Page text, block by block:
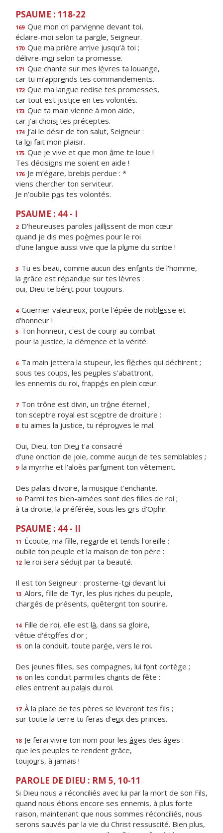
PSAUME : 118-22
169 Que mon cri parvienne devant toi,
éclaire-moi selon ta parole, Seigneur.
170 Que ma prière arrive jusqu’à toi ;
délivre-moi selon ta promesse.
171 Que chante sur mes lèvres ta louange,
car tu m’apprends tes commandements.
172 Que ma langue redise tes promesses,
car tout est justice en tes volontés.
173 Que ta main vienne à mon aide,
car j’ai choisi tes préceptes.
174 J’ai le désir de ton salut, Seigneur :
ta loi fait mon plaisir.
175 Que je vive et que mon âme te loue !
Tes décisions me soient en aide !
176 Je m’égare, brebis perdue : *
viens chercher ton serviteur.
Je n’oublie pas tes volontés.
PSAUME : 44 - I
2 D'heureuses paroles jaillissent de mon cœur
quand je dis mes poèmes pour le roi
d'une langue aussi vive que la plume du scribe !
3 Tu es beau, comme aucun des enfants de l'homme,
la grâce est répandue sur tes lèvres :
oui, Dieu te bénit pour toujours.
4 Guerrier valeureux, porte l'épée de noblesse et
d'honneur !
5 Ton honneur, c'est de courir au combat
pour la justice, la clémence et la vérité.
6 Ta main jettera la stupeur, les flèches qui déchirent ;
sous tes coups, les peuples s'abattront,
les ennemis du roi, frappés en plein cœur.
7 Ton trône est divin, un trône éternel ;
ton sceptre royal est sceptre de droiture :
8 tu aimes la justice, tu réprouves le mal.
Oui, Dieu, ton Dieu t'a consacré
d'une onction de joie, comme aucun de tes semblables ;
9 la myrrhe et l'aloès parfument ton vêtement.
Des palais d'ivoire, la musique t'enchante.
10 Parmi tes bien-aimées sont des flles de roi ;
à ta droite, la préférée, sous les ors d'Ophir.
PSAUME : 44 - II
11 Écoute, ma fille, regarde et tends l'oreille ;
oublie ton peuple et la maison de ton père :
12 le roi sera séduit par ta beauté.
Il est ton Seigneur : prosterne-toi devant lui.
13 Alors, fille de Tyr, les plus riches du peuple,
chargés de présents, quêteront ton sourire.
14 Fille de roi, elle est là, dans sa gloire,
vêtue d'étoffes d'or ;
15 on la conduit, toute parée, vers le roi.
Des jeunes filles, ses compagnes, lui font cortège ;
16 on les conduit parmi les chants de fête :
elles entrent au palais du roi.
17 À la place de tes pères se lèveront tes fils ;
sur toute la terre tu feras d'eux des princes.
18 Je ferai vivre ton nom pour les âges des âges :
que les peuples te rendent grâce,
toujours, à jamais !
PAROLE DE DIEU : RM 5, 10-11
Si Dieu nous a réconciliés avec lui par la mort de son Fils,
quand nous étions encore ses ennemis, à plus forte
raison, maintenant que nous sommes réconciliés, nous
serons sauvés par la vie du Christ ressuscité. Bien plus,